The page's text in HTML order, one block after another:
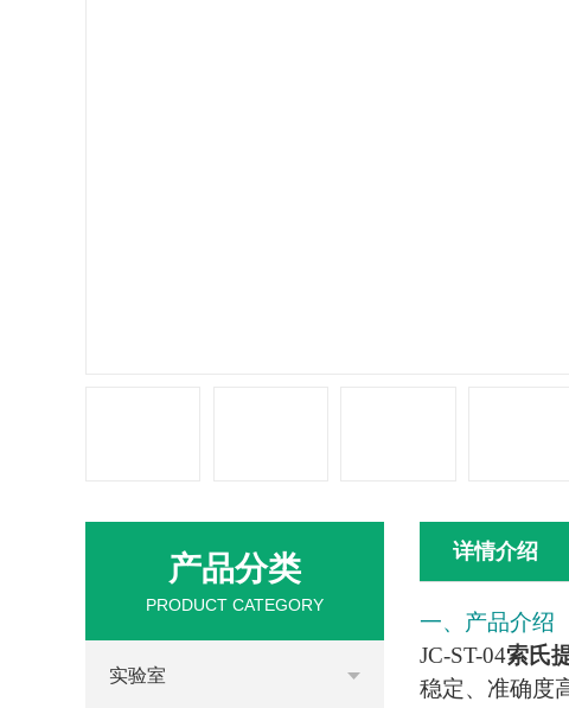
详情介绍
一、产品介绍
JC-ST-04索氏
稳定、准确度
产品分类
PRODUCT CATEGORY
实验室